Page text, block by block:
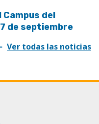
del
de septiembre
Ver todas las noticias